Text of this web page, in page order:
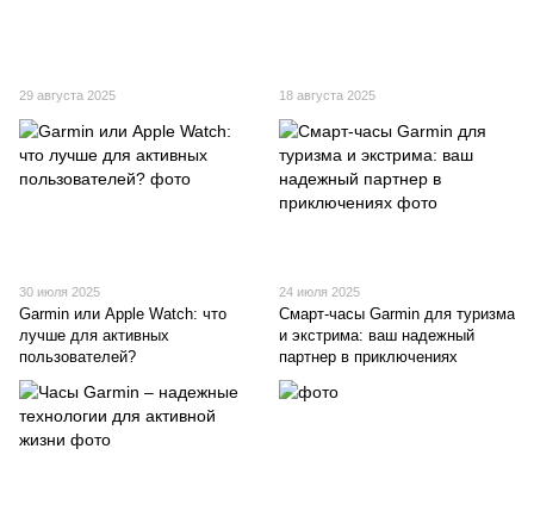
29 августа 2025 18 августа 2025
30 июля 2025
Garmin или Apple Watch: что
лучше для активных
пользователей?
24 июля 2025
Смарт-часы Garmin для туризма
и экстрима: ваш надежный
партнер в приключениях